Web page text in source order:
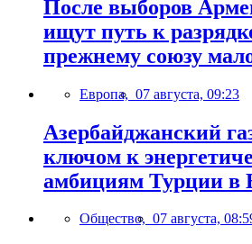
После выборов
ищут путь к
прежнему союзу
Европа, 07 августа, 09:23
Азербайджанский
ключом к
амбициям Турции в
Общество, 07 августа,